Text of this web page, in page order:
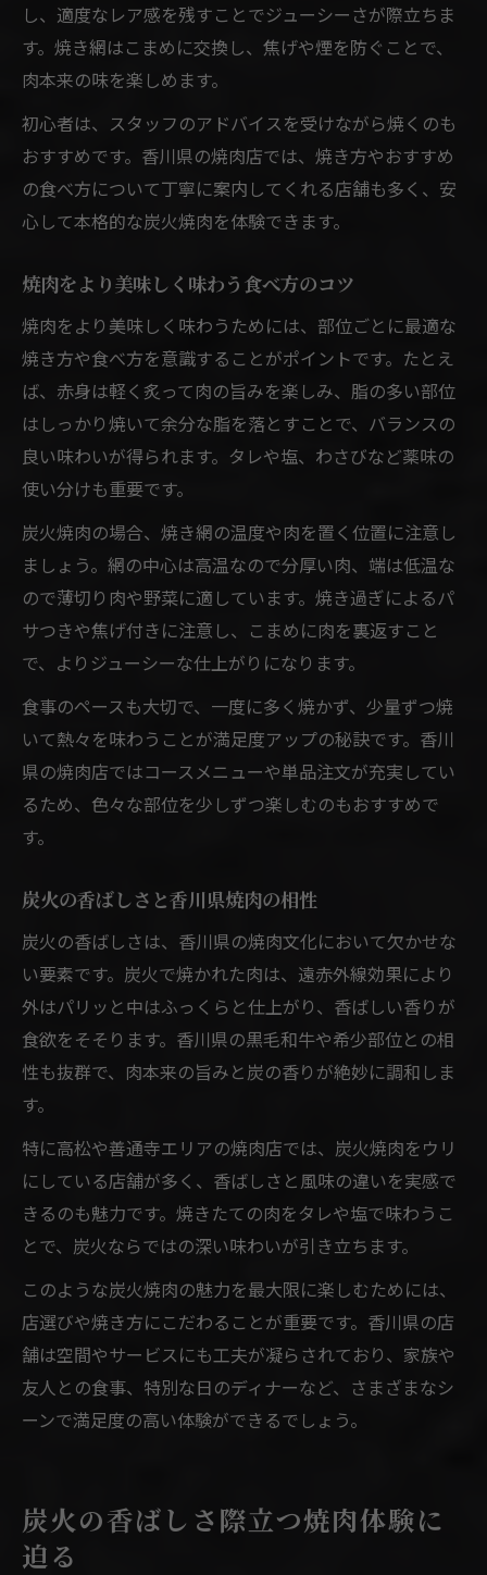
し、適度なレア感を残すことでジューシーさが際立ちま
す。焼き網はこまめに交換し、焦げや煙を防ぐことで、
肉本来の味を楽しめます。
初心者は、スタッフのアドバイスを受けながら焼くのも
おすすめです。香川県の焼肉店では、焼き方やおすすめ
の食べ方について丁寧に案内してくれる店舗も多く、安
心して本格的な炭火焼肉を体験できます。
焼肉をより美味しく味わう食べ方のコツ
焼肉をより美味しく味わうためには、部位ごとに最適な
焼き方や食べ方を意識することがポイントです。たとえ
ば、赤身は軽く炙って肉の旨みを楽しみ、脂の多い部位
はしっかり焼いて余分な脂を落とすことで、バランスの
良い味わいが得られます。タレや塩、わさびなど薬味の
使い分けも重要です。
炭火焼肉の場合、焼き網の温度や肉を置く位置に注意し
ましょう。網の中心は高温なので分厚い肉、端は低温な
ので薄切り肉や野菜に適しています。焼き過ぎによるパ
サつきや焦げ付きに注意し、こまめに肉を裏返すこと
で、よりジューシーな仕上がりになります。
食事のペースも大切で、一度に多く焼かず、少量ずつ焼
いて熱々を味わうことが満足度アップの秘訣です。香川
県の焼肉店ではコースメニューや単品注文が充実してい
るため、色々な部位を少しずつ楽しむのもおすすめで
す。
炭火の香ばしさと香川県焼肉の相性
炭火の香ばしさは、香川県の焼肉文化において欠かせな
い要素です。炭火で焼かれた肉は、遠赤外線効果により
外はパリッと中はふっくらと仕上がり、香ばしい香りが
食欲をそそります。香川県の黒毛和牛や希少部位との相
性も抜群で、肉本来の旨みと炭の香りが絶妙に調和しま
す。
特に高松や善通寺エリアの焼肉店では、炭火焼肉をウリ
にしている店舗が多く、香ばしさと風味の違いを実感で
きるのも魅力です。焼きたての肉をタレや塩で味わうこ
とで、炭火ならではの深い味わいが引き立ちます。
このような炭火焼肉の魅力を最大限に楽しむためには、
店選びや焼き方にこだわることが重要です。香川県の店
舗は空間やサービスにも工夫が凝らされており、家族や
友人との食事、特別な日のディナーなど、さまざまなシ
ーンで満足度の高い体験ができるでしょう。
炭火の香ばしさ際立つ焼肉体験に
迫る